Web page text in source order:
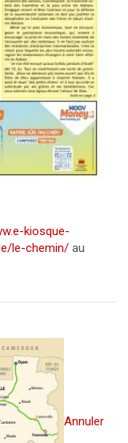
kiosque-
le-chemin/ au
Annuler